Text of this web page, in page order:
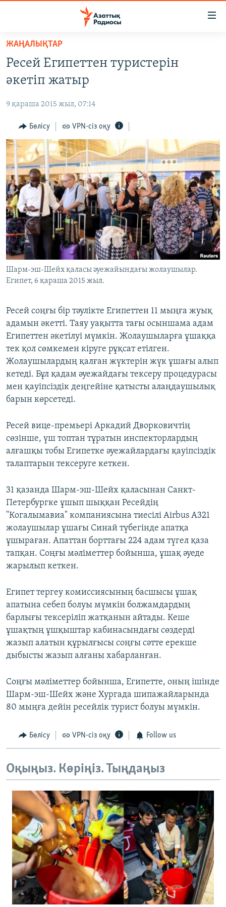
Skip
main
content
to
Navigation
Skip
to
Search
ҚАҢТАР ОҚИҒАСЫ
АДАМ ҚҰҚЫҚТАРЫ
ӘЛЕУМЕТ
ӘЛЕМ
АРНАЙЫ ЖОБАЛАР
Русский
ЖАЗЫЛЫҢЫЗ
Басқа тілдерде
ЖАҢАЛЫҚТАР
Ресей Египеттен туристерін
әкетіп жатыр
9 қараша 2015 жыл, 07:14
Бөлісу VPN-сіз оқу
Шарм-эш-Шейх қаласы әуежайындағы жолаушылар.
Египет, 6 қараша 2015 жыл.
Ресей соңғы бір тәулікте Египеттен 11 мыңға жуық
адамын әкетті. Таяу уақытта тағы осыншама адам
Египеттен әкетілуі мүмкін. Жолаушыларға ұшаққа
тек қол сөмкемен кіруге рұқсат етілген.
Жолаушылардың қалған жүктерін жүк ұшағы алып
кетеді. Бұл қадам әуежайдағы тексеру процедурасы
мен қауіпсіздік деңгейіне қатысты алаңдаушылық
барын көрсетеді.
Ресей вице-премьері Аркадий Дворковичтің
сөзінше, үш топтан тұратын инспекторлардың
алғашқы тобы Египетке әуежайлардағы қауіпсіздік
талаптарын тексеруге кеткен.
31 қазанда Шарм-эш-Шейх қаласынан Санкт-
Петербургке ұшып шыққан Ресейдің
"Когалымавиа" компаниясына тиесілі Airbus A321
жолаушылар ұшағы Синай түбегінде апатқа
ұшыраған. Апаттан борттағы 224 адам түгел қаза
тапқан. Соңғы мәліметтер бойынша, ұшақ әуеде
жарылып кеткен.
Египет тергеу комиссиясының басшысы ұшақ
апатына себеп болуы мүмкін болжамдардың
барлығы тексеріліп жатқанын айтады. Кеше
ұшақтың ұшқыштар кабинасындағы сөздерді
жазып алатын құрылғысы соңғы сәтте ерекше
дыбысты жазып алғаны хабарланған.
Соңғы мәліметтер бойынша, Египетте, оның ішінде
Шарм-эш-Шейх және Хургада шипажайларында
80 мыңға дейін ресейлік турист болуы мүмкін.
Бөлісу VPN-сіз оқу Follow us
Оқыңыз. Көріңіз. Тыңдаңыз